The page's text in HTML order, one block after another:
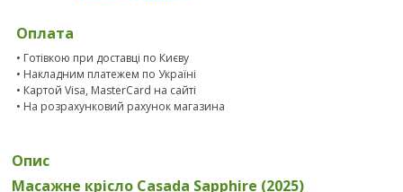
Оплата
• Готівкою при доставці по Києву
• Накладним платежем по Україні
• Картой Visa, MasterCard на сайті
• На розрахунковий рахунок магазина
Опис
Масажне крісло Casada Sapphire (2025)